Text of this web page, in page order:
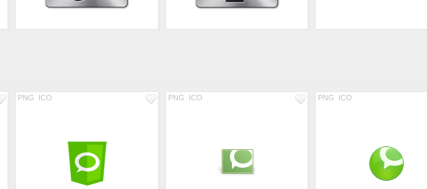
PNG ICO PNG ICO PNG ICO